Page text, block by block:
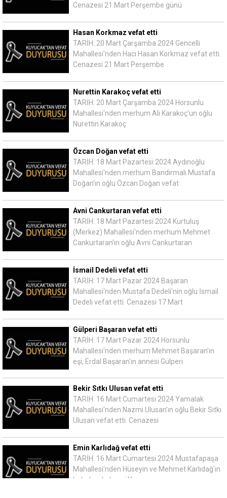
Cenazesi 21 Mart Perşembe günü
Hasan Korkmaz vefat etti
TARİH: 20 Mart Çarşamba 2024 Gencelli
Mahallesi'nden Hacı Hasan Korkmaz vefat etti.
Cenazesi 21 Mart Perşembe
Nurettin Karakoç vefat etti
TARİH: 20 Mart Çarşamba 2024 Horsunlu
Mahallesi'nden merhum Ali Karakoç'un oğlu
Nurettin Karakoç
Özcan Doğan vefat etti
TARİH: 18 Mart Pazartesi 2024 Aydınoğlu
Mahallesi'nden merhum Bandırmalı Mustafa
Doğan'ın oğlu Özcan Doğan vefat
Avni Cankurtaran vefat etti
TARİH: 18 Mart Pazartesi 2024 Kurtuluş
(Merkez) Mahallesi'nden merhum Mehmet
Cankurtaran'ın oğlu Avni Cankurtaran
İsmail Dedeli vefat etti
TARİH: 17 Mart Pazar 2024 Başaran
Mahallesi'nden Mustafa Dedeli'nin oğlu İsmail
Dedeli vefat etti. Cenazesi 17 Mart
Gülperi Başaran vefat etti
TARİH: 17 Mart Pazar 2024 Horsunlu
Mahallesi'nden merhum Mehmet Başaran'ın
eşi, Erdal Başaran'ın annesi Gülperi
Bekir Sıtkı Ulusan vefat etti
TARİH: 16 Mart Cumartesi 2024 Yamalak
Mahallesi'nden Nazmi Ulusan'ın oğlu Bekir Sıtkı
Ulusan vefat etti. Cenazesi
Emin Karlıdağ vefat etti
TARİH: 16 Mart Cumartesi 2024 Mustafapaşa
Mahallesi'nden Hüseyin ve Mehmet Karlıdağ'ın
babaları, kahveci Yaşar